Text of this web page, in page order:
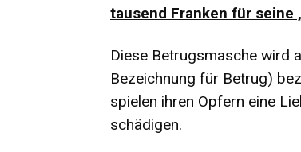
tausend Franken für seine
Diese Betrugsmasche wird
Bezeichnung für Betrug)
spielen ihren Opfern eine
schädigen.